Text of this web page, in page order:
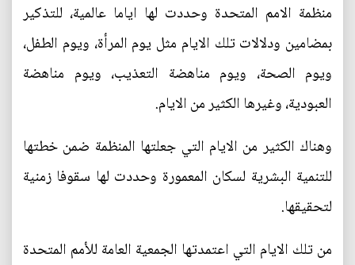
منظمة الامم المتحدة وحددت لها اياما عالمية، للتذكير
بمضامين ودلالات تلك الايام مثل يوم المرأة، ويوم الطفل،
ويوم الصحة، ويوم مناهضة التعذيب، ويوم مناهضة
العبودية، وغيرها الكثير من الايام.
وهناك الكثير من الايام التي جعلتها المنظمة ضمن خطتها
للتنمية البشرية لسكان المعمورة وحددت لها سقوفا زمنية
لتحقيقها.
من تلك الايام التي اعتمدتها الجمعية العامة للأمم المتحدة